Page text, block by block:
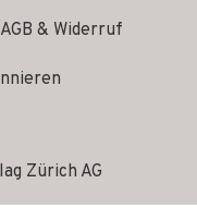
Zürich AG
AGB & Widerruf